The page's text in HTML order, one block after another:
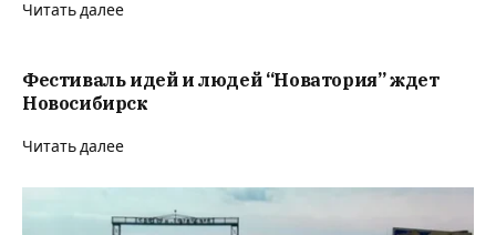
Читать далее
Фестиваль идей и людей “Новатория” ждет
Новосибирск
Читать далее